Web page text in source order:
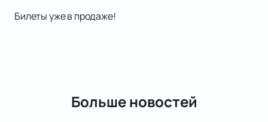
Билеты уже в продаже!
Больше новостей